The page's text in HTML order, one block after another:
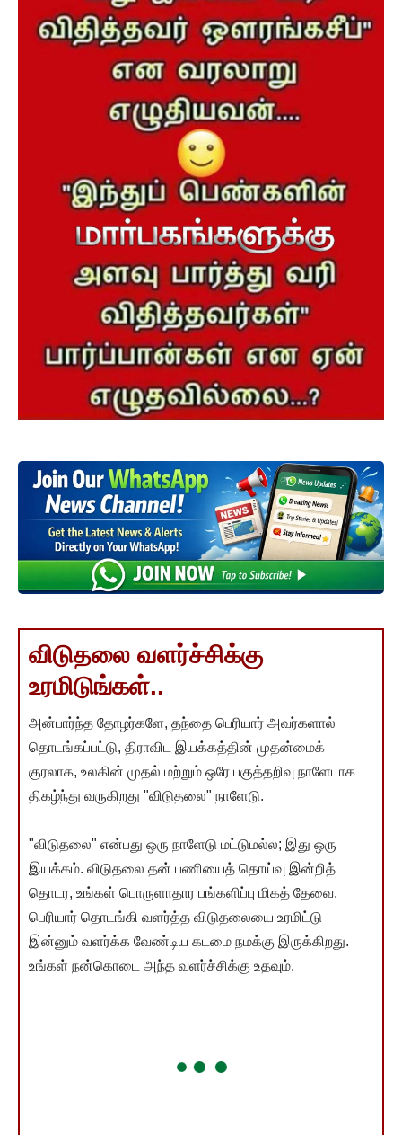
விடுதலை வளர்ச்சிக்கு
உரமிடுங்கள்..
அன்பார்ந்த தோழர்களே, தந்தை பெரியார் அவர்களால்
தொடங்கப்பட்டு, திராவிட இயக்கத்தின் முதன்மைக்
குரலாக, உலகின் முதல் மற்றும் ஒரே பகுத்தறிவு நாளேடாக
திகழ்ந்து வருகிறது "விடுதலை" நாளேடு.
"விடுதலை" என்பது ஒரு நாளேடு மட்டுமல்ல; இது ஒரு
இயக்கம். விடுதலை தன் பணியைத் தொய்வு இன்றித்
தொடர, உங்கள் பொருளாதார பங்களிப்பு மிகத் தேவை.
பெரியார் தொடங்கி வளர்த்த விடுதலையை உரமிட்டு
இன்னும் வளர்க்க வேண்டிய கடமை நமக்கு இருக்கிறது.
உங்கள் நன்கொடை அந்த வளர்ச்சிக்கு உதவும்.